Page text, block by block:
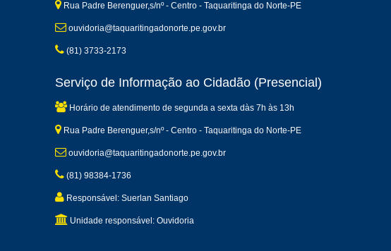
Rua Padre Berenguer,s/nº - Centro - Taquaritinga do Norte-PE
ouvidoria@taquaritingadonorte.pe.gov.br
(81) 3733-2173
Serviço de Informação ao Cidadão (Presencial)
Horário de atendimento de segunda a sexta dàs 7h às 13h
Rua Padre Berenguer,s/nº - Centro - Taquaritinga do Norte-PE
ouvidoria@taquaritingadonorte.pe.gov.br
(81) 98384-1736
Responsável: Suerlan Santiago
Unidade responsável: Ouvidoria